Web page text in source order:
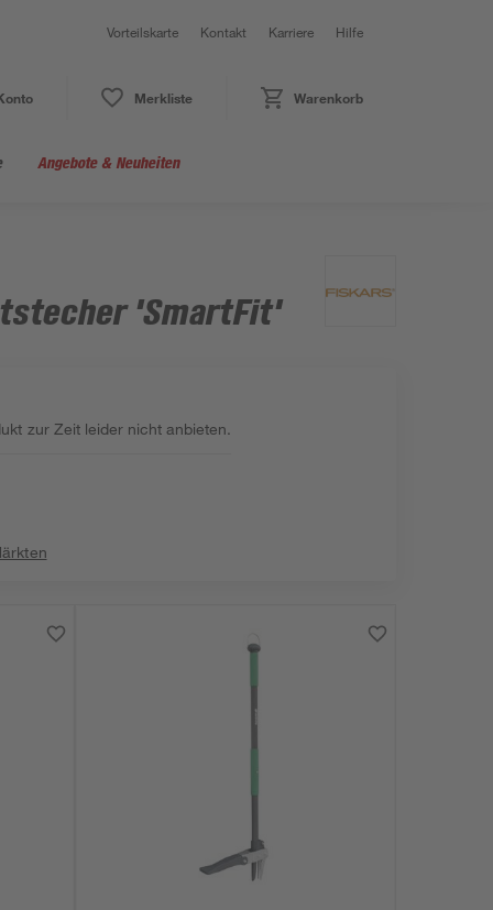
Vorteilskarte Kontakt Karriere Hilfe
Merkliste Warenkorb
Angebote & Neuheiten
'SmartFit'
zur Zeit leider nicht anbieten.